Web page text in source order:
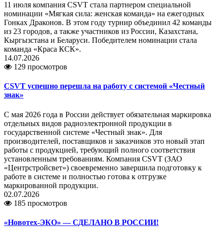
11 июля компания CSVT стала партнером специальной
номинации «Мягкая сила: женская команда» на ежегодных
Гонках Драконов. В этом году турнир объединил 42 команды
из 23 городов, а также участников из России, Казахстана,
Кыргызстана и Беларуси. Победителем номинации стала
команда «Краса КСК».
14.07.2026
129 просмотров
CSVT успешно перешла на работу с системой «Честный
знак»
С мая 2026 года в России действует обязательная маркировка
отдельных видов радиоэлектронной продукции в
государственной системе «Честный знак». Для
производителей, поставщиков и заказчиков это новый этап
работы с продукцией, требующий полного соответствия
установленным требованиям. Компания CSVT (ЗАО
«Центрстройсвет») своевременно завершила подготовку к
работе в системе и полностью готова к отгрузке
маркированной продукции.
02.07.2026
185 просмотров
«Новотех-ЭКО» — СДЕЛАНО В РОССИИ!